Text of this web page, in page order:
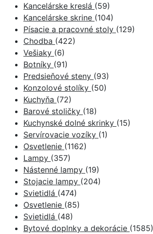
Kancelárske kreslá (59)
Kancelárske skrine (104)
Písacie a pracovné stoly (129)
Chodba (422)
Vešiaky (6)
Botníky (91)
Predsieňové steny (93)
Konzolové stolíky (50)
Kuchyňa (72)
Barové stoličky (18)
Kuchynské dolné skrinky (15)
Servírovacie vozíky (1)
Osvetlenie (1162)
Lampy (357)
Nástenné lampy (19)
Stojacie lampy (204)
Svietidlá (474)
Osvetlenie (85)
Svietidlá (48)
Bytové doplnky a dekorácie (1585)